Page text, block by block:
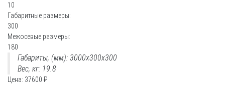
10
Габаритные размеры:
300
Межосевые размеры:
180
Габариты, (мм): 3000x300x300
Вес, кг: 19.8
Цена: 37600 ₽